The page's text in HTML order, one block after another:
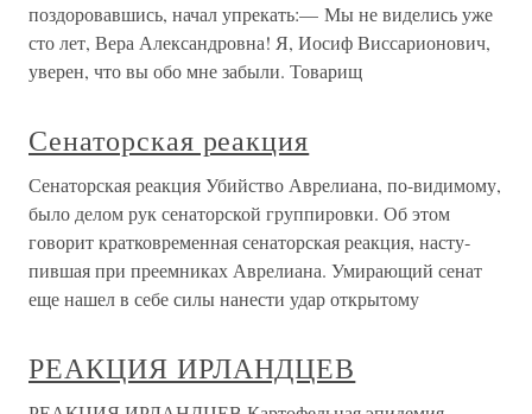
поздоровавшись, начал упрекать:— Мы не виделись уже
сто лет, Вера Александровна! Я, Иосиф Виссарионович,
уверен, что вы обо мне забыли. Товарищ
Сенаторская реакция
Сенаторская реакция Убийство Аврелиана, по-видимому,
было делом рук сенаторской груп­пировки. Об этом
говорит кратковременная сенаторская реакция, насту­
пившая при преемниках Аврелиана. Умирающий сенат
еще нашел в себе силы нанести удар открытому
РЕАКЦИЯ ИРЛАНДЦЕВ